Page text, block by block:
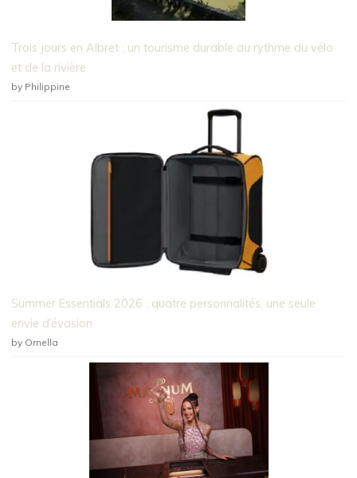
Trois jours en Albret : un tourisme durable au rythme du vélo
et de la rivière
by Philippine
Summer Essentials 2026 : quatre personnalités, une seule
envie d’évasion
by Ornella